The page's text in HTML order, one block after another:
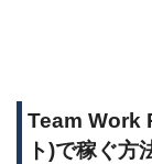
Team Work
ト)で稼ぐ方